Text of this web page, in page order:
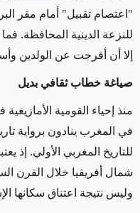
"اعتصام تقبيل" أمام مقر
للنزعة الدينية المحافظة.
إلا أن أفرجت عن الولدين
صياغة خطاب ثقافي بديل
منذ إحياء القومية
في المغرب ينادون برواية
للتاريخ المغربي الأولي. إذ
شمال أفريقيا خلال القرن
وليس نتيجة اعتناق سكانها